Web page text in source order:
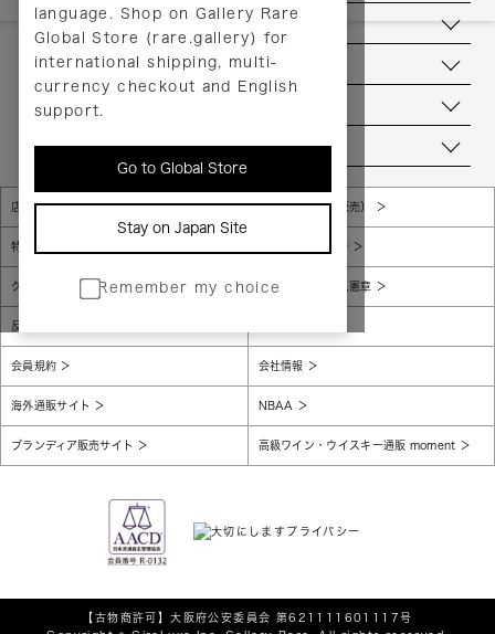
language. Shop on Gallery Rare
Global Store (rare.gallery) for
international shipping, multi-
currency checkout and English
support.
Go to Global Store
Stay on Japan Site
Remember my choice
ヘルプ
お問い合わせ
当店について
店舗一覧 販売規約（店頭販売）
特定商取引法に基づく表示 個人情報保護方針
グローバルプライバシーポリシー コンプライアンス憲章
反社会的勢力に対する基本方針
会員規約 会社情報
海外通販サイト NBAA
ブランディア販売サイト 高級ワイン・ウイスキー通販 moment
【古物商許可】大阪府公安委員会 第621111601117号